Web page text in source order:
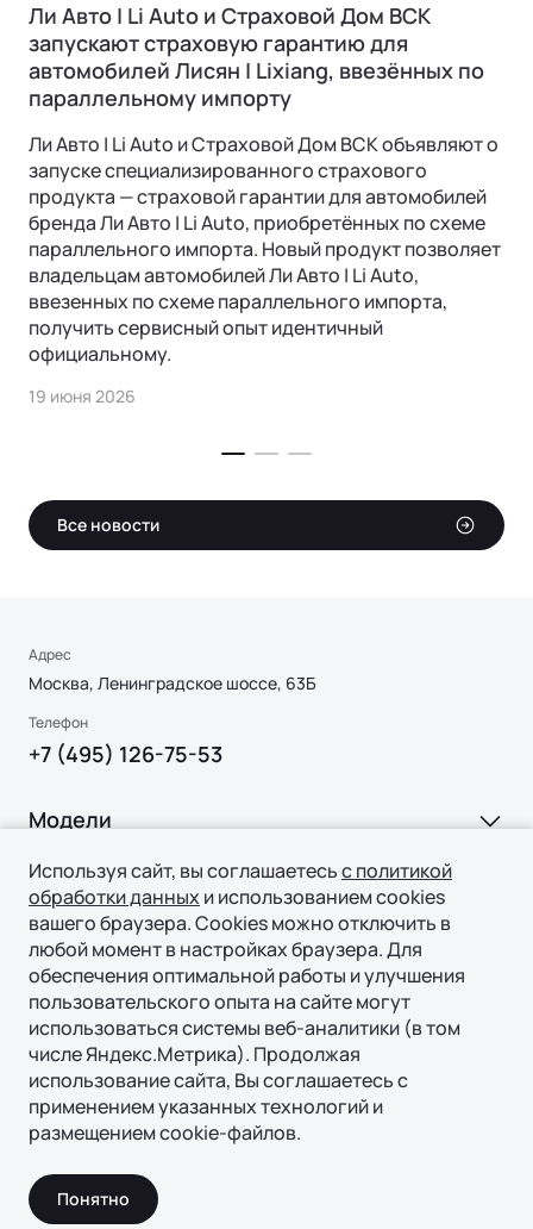
Ли Авто | Li Auto и Страховой Дом ВСК
запускают страховую гарантию для
автомобилей Лисян | Lixiang, ввезённых по
параллельному импорту
Ли Авто | Li Auto и Страховой Дом ВСК объявляют о
запуске специализированного страхового
продукта — страховой гарантии для автомобилей
бренда Ли Авто | Li Auto, приобретённых по схеме
параллельного импорта. Новый продукт позволяет
владельцам автомобилей Ли Авто | Li Auto,
ввезенных по схеме параллельного импорта,
получить сервисный опыт идентичный
официальному.
19 июня 2026
Все новости
Адрес
Москва, Ленинградское шоссе, 63Б
Телефон
+7 (495) 126-75-53
Модели
Ли Л6 | Li L6
Ли Л7 | Li L7
Ли Л9 | Li L9
Покупка
ВЫБОР И ПОКУПКА
Консультация
Специальные предложения
Авто в наличии
КОРПОРАТИВНЫЕ ПРОДАЖИ
Корпоративным клиентам
Владение
СЕРВИС
Официальный сервис
Регламент ТО
ПОДДЕРЖКА
Гарантия
Страховая гарантия
Технологии
ТЕХНОЛОГИИ ЛИ АВТО | LI AUTO
REEV-платформа
Умное пространство
Уникальная подвеска
О нас
О БРЕНДЕ
Бренд Ли Авто | Li Auto
Новости
© 2026 Филиал ООО «ГИПЕРИОН ЛИЗИНГ (ТЯНЬЦЗИНЬ)»,
официальный дистрибьютор Ли Авто / Li Auto в России
Политика конфиденциальности
Используя сайт, вы соглашаетесьс политикой
обработки данных и использованием cookies
вашего браузера. Cookies можно отключить в
любой момент в настройках браузера. Для
обеспечения оптимальной работы и улучшения
пользовательского опыта на сайте могут
использоваться системы веб-аналитики (в том
числе Яндекс.Метрика). Продолжая
использование сайта, Вы соглашаетесь с
применением указанных технологий и
размещением cookie-файлов.
Понятно